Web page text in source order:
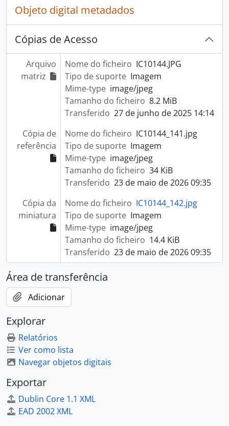
Objeto digital metadados
Cópias de Acesso
Arquivo
matriz
Nome do ficheiro IC10144.JPG
Tipo de suporte Imagem
Mime-type image/jpeg
Tamanho do ficheiro 8.2 MiB
Transferido 27 de junho de 2025 14:14
Cópia de
referência
Nome do ficheiro IC10144_141.jpg
Tipo de suporte Imagem
Mime-type image/jpeg
Tamanho do ficheiro 34 KiB
Transferido 23 de maio de 2026 09:35
Cópia da
miniatura
Nome do ficheiro IC10144_142.jpg
Tipo de suporte Imagem
Mime-type image/jpeg
Tamanho do ficheiro 14.4 KiB
Transferido 23 de maio de 2026 09:35
Área de transferência
Adicionar
Explorar
Relatórios
Ver como lista
Navegar objetos digitais
Exportar
Dublin Core 1.1 XML
EAD 2002 XML